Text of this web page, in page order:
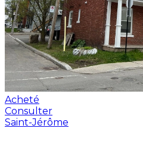
Acheté
Consulter
Saint-Jérôme